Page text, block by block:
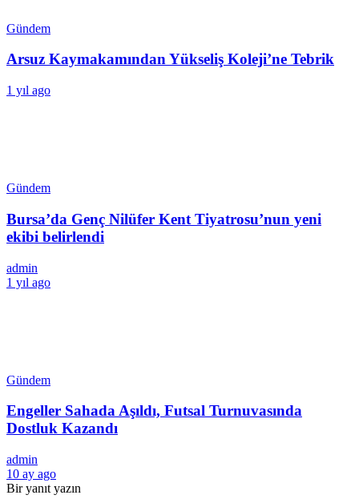
Gündem
Arsuz Kaymakamından Yükseliş Koleji’ne Tebrik
1 yıl ago
Gündem
Bursa’da Genç Nilüfer Kent Tiyatrosu’nun yeni
ekibi belirlendi
admin
1 yıl ago
Gündem
Engeller Sahada Aşıldı, Futsal Turnuvasında
Dostluk Kazandı
admin
10 ay ago
Bir yanıt yazın